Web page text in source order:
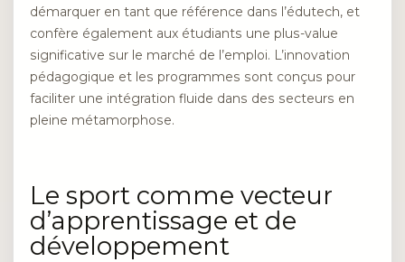
démarquer en tant que référence dans l’édutech, et
confère également aux étudiants une plus-value
significative sur le marché de l’emploi. L’innovation
pédagogique et les programmes sont conçus pour
faciliter une intégration fluide dans des secteurs en
pleine métamorphose.
Le sport comme vecteur
d’apprentissage et de
développement